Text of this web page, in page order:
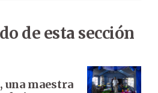
de esta sección
una maestra